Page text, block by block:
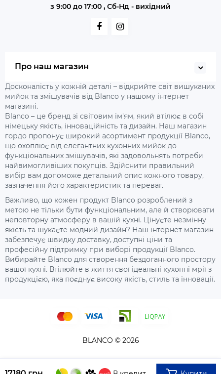
з 9:00 до 17:00 , Сб-Нд - вихідний
Про наш магазин
Досконалість у кожній деталі – відкрийте світ вишуканих
мийок та змішувачів від Blanco у нашому інтернет
магазині.
Blanco – це бренд зі світовим ім'ям, який втілює в собі
німецьку якість, інноваційність та дизайн. Наш магазин
гордо пропонує широкий асортимент продукції Blanco,
що охоплює від елегантних кухонних мийок до
функціональних змішувачів, які задовольнять потреби
найвимогливіших покупців. Здійснити правильний
вибір вам допоможе детальний опис кожного товару,
зазначення його характеристик та переваг.
Важливо, що кожен продукт Blanco розроблений з
метою не тільки бути функціональним, але й створювати
неповторну атмосферу в вашій кухні. Цінуєте незмінну
якість та шукаєте модний дизайн? Наш інтернет магазин
забезпечує швидку доставку, доступні ціни та
професійну підтримку при виборі продукції Blanco.
Вибирайте Blanco для створення бездоганного простору
вашої кухні. Втілюйте в життя свої ідеальні кухонні мрії з
продукцією, яка поєднує високу якість, стиль та інновації.
BLANCO © 2026